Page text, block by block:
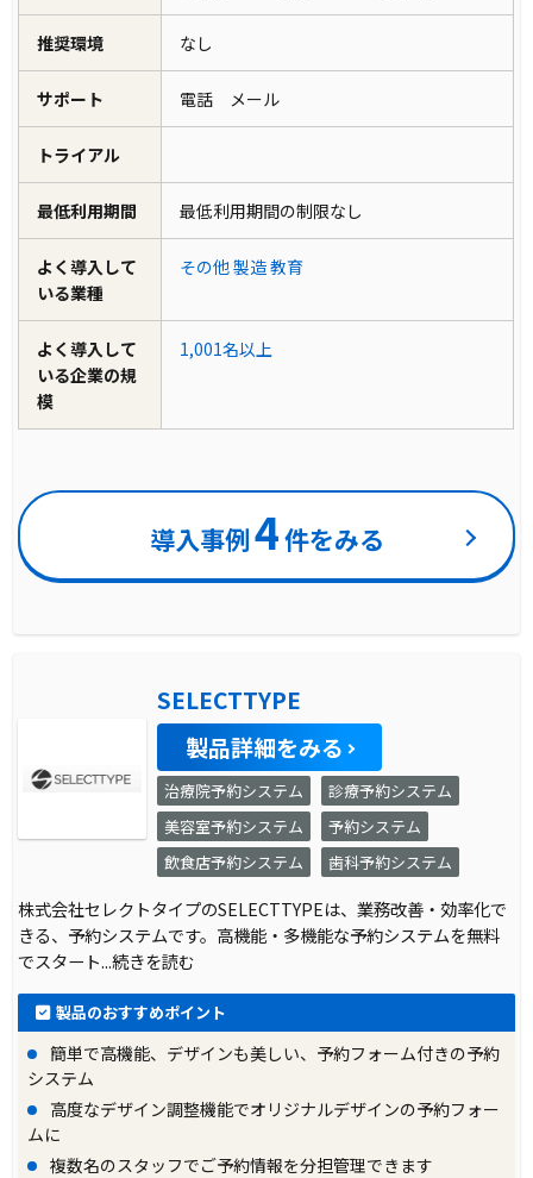
推奨環境 なし
サポート 電話 メール
トライアル
最低利用期間 最低利用期間の制限なし
よく導入して
いる業種
その他製造教育
よく導入して
いる企業の規
模
1,001名以上
導入事例4件をみる
SELECTTYPE
製品詳細をみる
治療院予約システム
診療予約システム
美容室予約システム
予約システム
飲食店予約システム
歯科予約システム
株式会社セレクトタイプのSELECTTYPEは、業務改善・効率化で
きる、予約システムです。高機能・多機能な予約システムを無料
でスタート...続きを読む
製品のおすすめポイント
簡単で高機能、デザインも美しい、予約フォーム付きの予約
システム
高度なデザイン調整機能でオリジナルデザインの予約フォー
ムに
複数名のスタッフでご予約情報を分担管理できます